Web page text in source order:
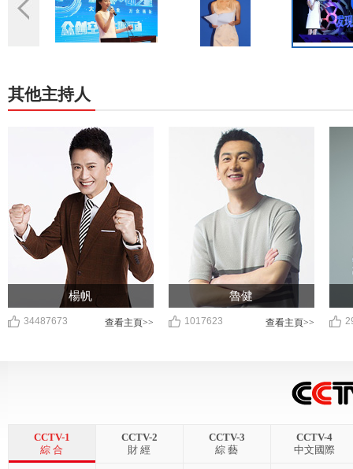
其他主持人
楊帆
34487673 查看主頁>>
魯健
1017623 查看主頁>>
CCTV-1
綜 合
CCTV-2
財 經
CCTV-3
綜 藝
CCTV-4
中文國際